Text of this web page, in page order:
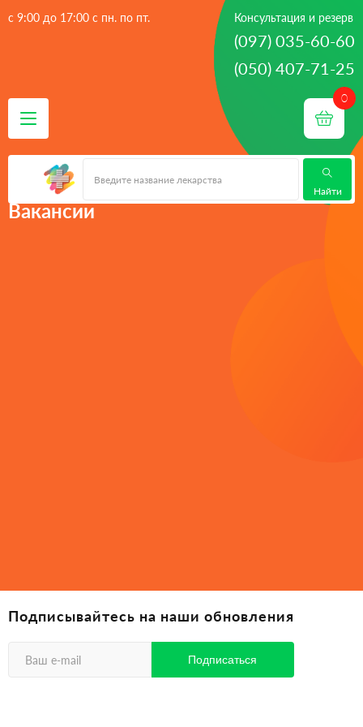
с 9:00 до 17:00 с пн. по пт. Консультация и резерв
(097) 035-60-60
(050) 407-71-25
Найти
Главная - Вакансии
Вакансии
Подписывайтесь на наши обновления